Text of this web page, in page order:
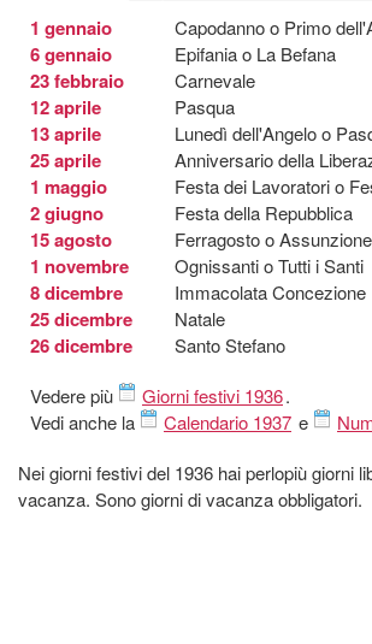
1 gennaio Capodanno o Primo
6 gennaio Epifania o La Befana
23 febbraio Carnevale
12 aprile Pasqua
13 aprile Lunedì dell'Angelo o
25 aprile Anniversario della
1 maggio Festa dei Lavoratori o
2 giugno Festa della Repubblica
15 agosto Ferragosto o Assunzione
1 novembre Ognissanti o Tutti i Santi
8 dicembre Immacolata Concezione
25 dicembre Natale
26 dicembre
Santo Stefano
Vedere più
Giorni festivi 1936.
Vedi anche la
Calendario 1937 e
Nei giorni festivi del 1936 hai perlopiù giorni
vacanza. Sono giorni di vacanza obbligatori.